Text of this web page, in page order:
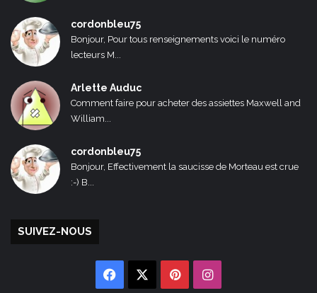
cordonbleu75
Bonjour, Pour tous renseignements voici le numéro
lecteurs M...
Arlette Auduc
Comment faire pour acheter des assiettes Maxwell and
William...
cordonbleu75
Bonjour, Effectivement la saucisse de Morteau est crue
:-) B...
SUIVEZ-NOUS
Facebook PinterestInstagram